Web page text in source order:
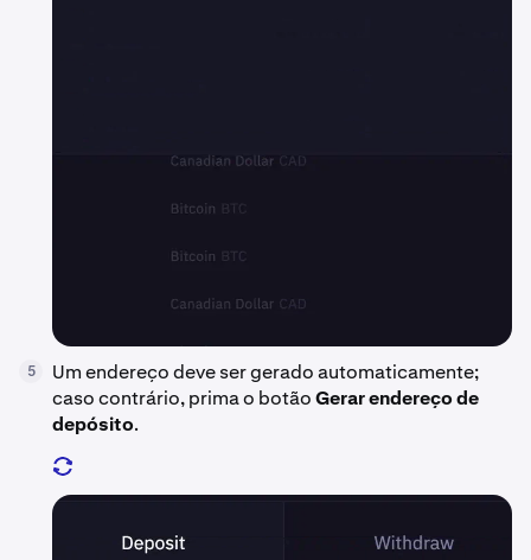
5
Um endereço deve ser gerado automaticamente;
caso contrário, prima o botãoGerar endereço de
depósito.